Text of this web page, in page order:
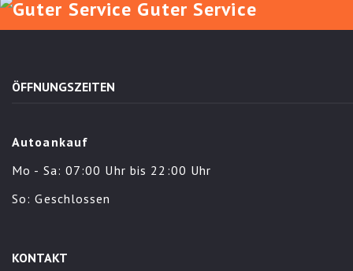
Guter Service
ÖFFNUNGSZEITEN
Autoankauf
Mo - Sa: 07:00 Uhr bis 22:00 Uhr
So: Geschlossen
KONTAKT